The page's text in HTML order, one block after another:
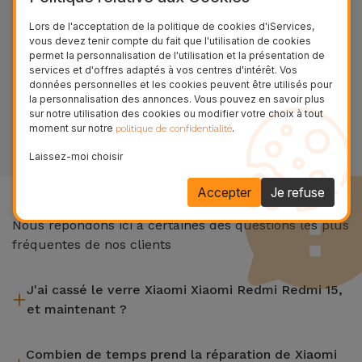
Réparez votre équipement
maintenant !
Découvrez et venez dans l’un de nos plus de 23
magasins au France
VOIR LES MAGASINS
Questions Fréquentes
Nous répondons ici à certaines des questions les plus
fréquentes de nos clients
J'ai cassé le verre Xiaomi Xiaomi Redmi Redmi 15,
et maintenant ?
de 2 ans. Trouvez le magasin le plus proche.
Combien de temps prend la réparation de Xiaomi
Lors de l'acceptation de la politique de cookies d'iServices,
vous devez tenir compte du fait que l'utilisation de cookies
permet la personnalisation de l'utilisation et la présentation de
services et d'offres adaptés à vos centres d'intérêt. Vos
données personnelles et les cookies peuvent être utilisés pour
la personnalisation des annonces. Vous pouvez en savoir plus
sur notre utilisation des cookies ou modifier votre choix à tout
moment sur notre politique de confidentialité.
Laissez-moi choisir
Je refuse
Accepter